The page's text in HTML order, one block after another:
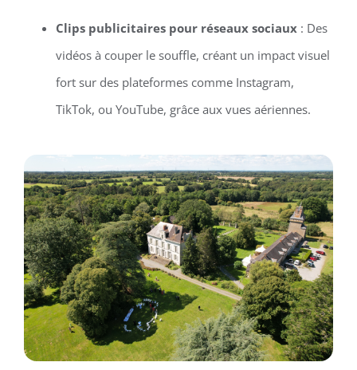
Clips publicitaires pour réseaux sociaux: Des
vidéos à couper le souffle, créant un impact visuel
fort sur des plateformes comme Instagram,
TikTok, ou YouTube, grâce aux vues aériennes.